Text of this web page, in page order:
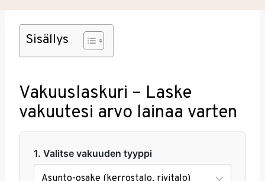
Sisällys
Vakuuslaskuri – Laske
vakuutesi arvo lainaa varten
1. Valitse vakuuden tyyppi